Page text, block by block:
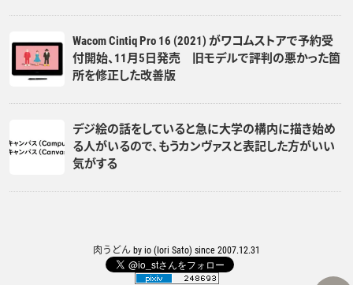
Wacom Cintiq Pro 16 (2021) がワコムストアで予約受
付開始、11月5日発売 旧モデルで評判の悪かった箇
所を修正した改善版
デジ絵の話をしていると急に大学の構内に描き始め
る人がいるので、もうカンヴァスと表記した方がいい
気がする
肉うどんbyio (Iori Sato) since 2007.12.31